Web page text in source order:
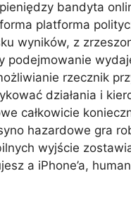
bandyta
platforma
wyników, z
podejmowanie
rzecznik
działania i
całkowicie
hazardowe gra
wyjście
a iPhone’a,